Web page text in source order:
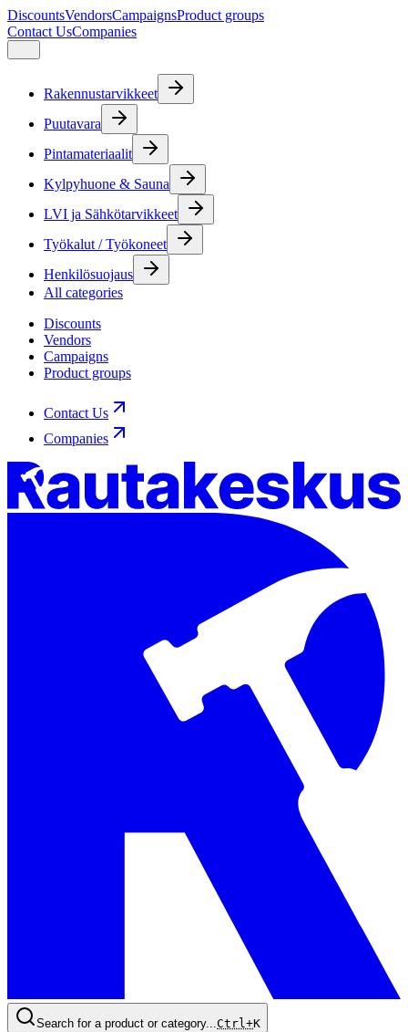
DiscountsVendorsCampaignsProduct groups
Contact UsCompanies
Rakennustarvikkeet
Puutavara
Pintamateriaalit
Kylpyhuone & Sauna
LVI ja Sähkötarvikkeet
Työkalut / Työkoneet
Henkilösuojaus
All categories
Discounts
Vendors
Campaigns
Product groups
Contact Us
Companies
Search for a product or category...Ctrl+K